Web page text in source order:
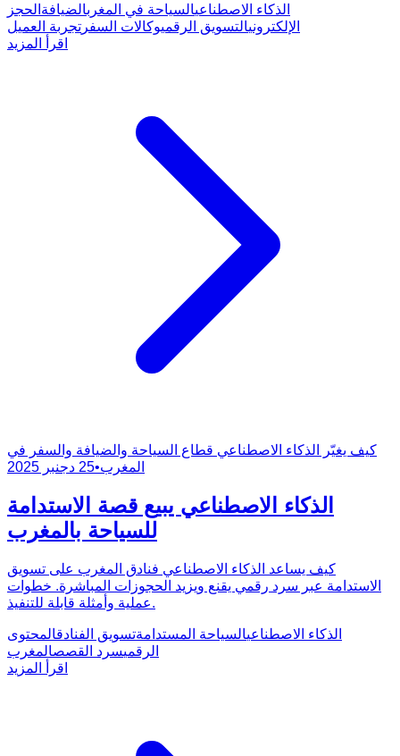
الذكاء الاصطناعيالسياحة في المغربالضيافة الحجز
الإلكترونيالتسويق الرقميوكالات السفر تجربة العميل
اقرأ المزيد
كيف يغيّر الذكاء الاصطناعي قطاع السياحة والضيافة والسفر في
المغرب•25 دجنبر 2025
الذكاء الاصطناعي يبيع قصة الاستدامة
للسياحة بالمغرب
كيف يساعد الذكاء الاصطناعي فنادق المغرب على تسويق
الاستدامة عبر سرد رقمي يقنع ويزيد الحجوزات المباشرة. خطوات
عملية وأمثلة قابلة للتنفيذ.
الذكاء الاصطناعيالسياحة المستدامةتسويق الفنادقالمحتوى
الرقميسرد القصصالمغرب
اقرأ المزيد